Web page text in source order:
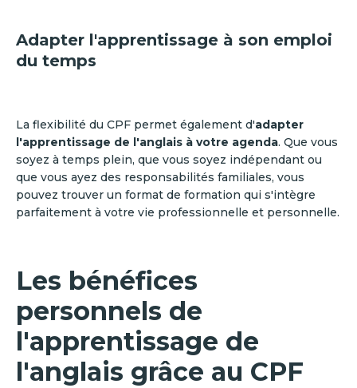
Adapter l'apprentissage à son emploi
du temps
La flexibilité du CPF permet également d'adapter
l'apprentissage de l'anglais à votre agenda. Que vous
soyez à temps plein, que vous soyez indépendant ou
que vous ayez des responsabilités familiales, vous
pouvez trouver un format de formation qui s'intègre
parfaitement à votre vie professionnelle et personnelle.
Les bénéfices
personnels de
l'apprentissage de
l'anglais grâce au CPF